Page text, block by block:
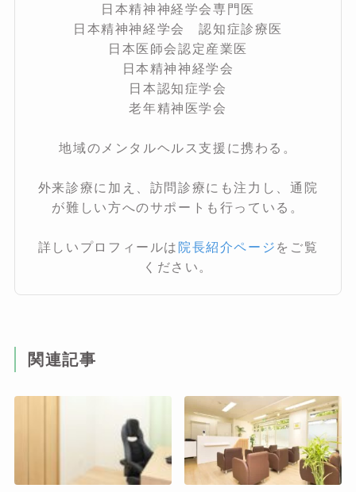
日本精神神経学会専門医
日本精神神経学会 認知症診療医
日本医師会認定産業医
日本精神神経学会
日本認知症学会
老年精神医学会
地域のメンタルヘルス支援に携わる。
外来診療に加え、訪問診療にも注力し、通院
が難しい方へのサポートも行っている。
詳しいプロフィールは 院長紹介ページ をご覧
ください。
関連記事